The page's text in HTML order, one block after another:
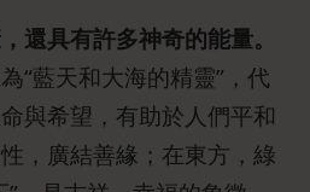
還具有許多神奇的能量。
“藍天和大海的精靈”，代
與希望，有助於人們平和
，廣結善緣；在東方，綠